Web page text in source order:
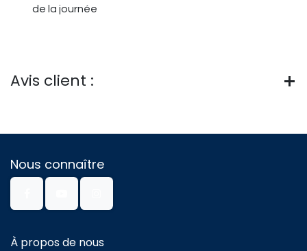
de la journée
Avis client :
Nous connaître
À propos de nous